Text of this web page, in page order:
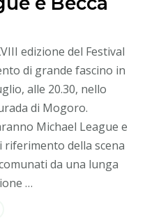
edizione del Festival
di grande fascino in
alle 20.30, nello
di Mogoro.
Michael League e
riferimento della scena
da una lunga
…